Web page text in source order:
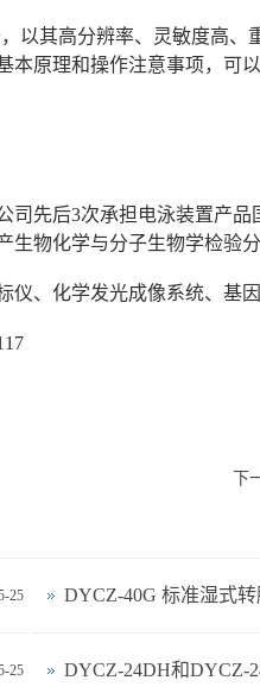
以其高分辨率、灵敏度高、
原理和操作注意事项，可
先后3次承担电泳装置产品
物化学与分子生物学检验
、化学发光成像系统、基
下
25 DYCZ-40G 标准湿式
25 DYCZ-24DH和DYCZ-